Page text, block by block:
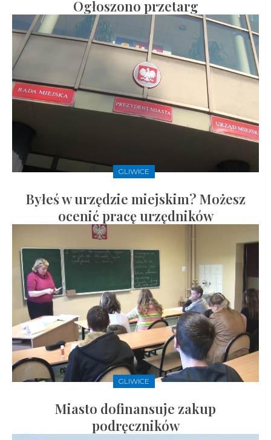
Ogłoszono przetarg
GLIWICE
Byłeś w urzędzie miejskim? Możesz
ocenić pracę urzędników
GLIWICE
Miasto dofinansuje zakup
podręczników